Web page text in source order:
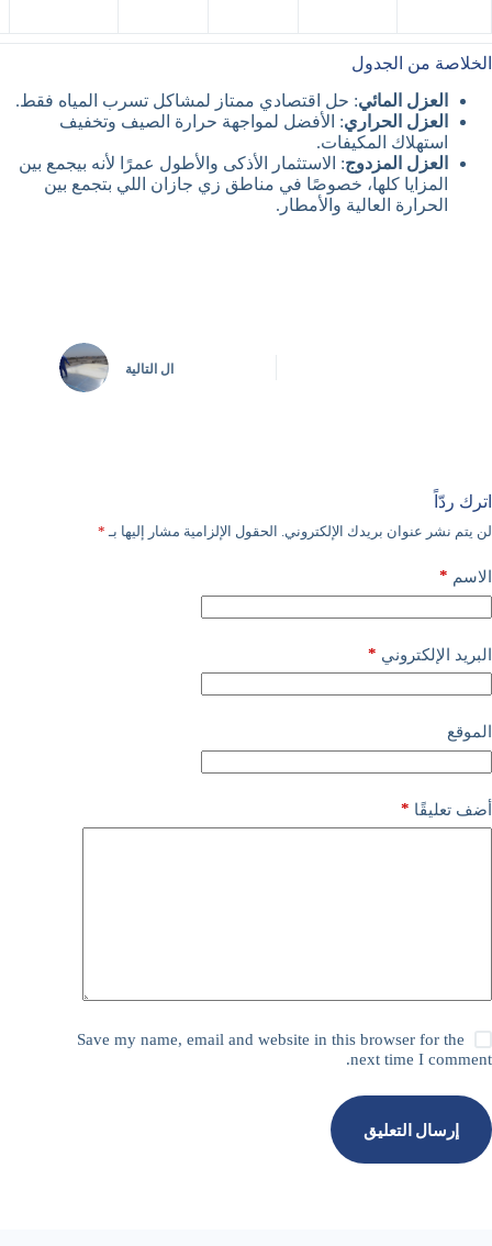
الخلاصة من الجدول
العزل المائي: حل اقتصادي ممتاز لمشاكل تسرب المياه فقط.
العزل الحراري: الأفضل لمواجهة حرارة الصيف وتخفيف
استهلاك المكيفات.
العزل المزدوج: الاستثمار الأذكى والأطول عمرًا لأنه بيجمع بين
المزايا كلها، خصوصًا في مناطق زي جازان اللي بتجمع بين
الحرارة العالية والأمطار.
ال التالية
اترك ردّاً
لن يتم نشر عنوان بريدك الإلكتروني. الحقول الإلزامية مشار إليها بـ *
الاسم *
البريد الإلكتروني *
الموقع
أضف تعليقًا *
Save my name, email and website in this browser for the
next time I comment.
إرسال التعليق